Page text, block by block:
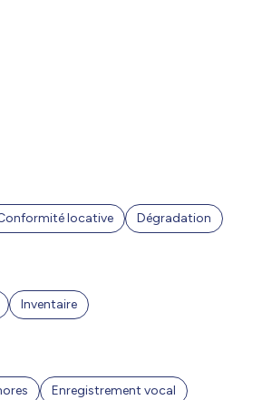
locative Dégradation
Inventaire
Enregistrement vocal